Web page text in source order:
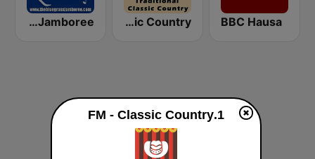
BBC Hausa
HPR1: Traditional Classic Country
The Bluegrass Jamboree
1.FM - Classic Country